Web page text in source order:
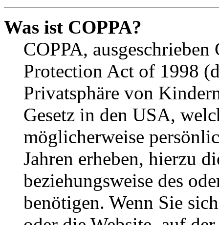
Was ist COPPA?
COPPA,
Protection Act of 1998
Privatsphäre von
Gesetz in den USA,
möglicherweise
Jahren erheben, hierzu
beziehungsweise des
benötigen. Wenn Sie